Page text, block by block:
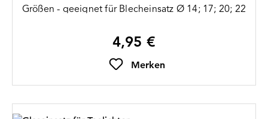
Größen - geeignet für Blecheinsatz Ø 14; 17; 20; 22
Regulärer Preis:
4,95 €
Merken